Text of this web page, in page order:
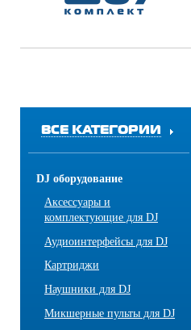
ВСЕ КАТЕГОРИИ
DJ оборудование
Аксессуары и
комплектующие для DJ
Аудиоинтерфейсы для DJ
Картриджи
Наушники для DJ
Микшерные пульты для DJ